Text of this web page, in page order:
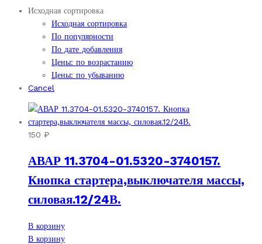
Исходная сортировка
Исходная сортировка
По популярности
По дате добавления
Цены: по возрастанию
Цены: по убыванию
Cancel
150 ₽
АВАР 11.3704-01.5320-3740157.
Кнопка стартера,выключателя массы,
силовая.12/24В.
В корзину
В корзину